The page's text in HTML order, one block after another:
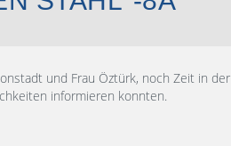
und Frau Öztürk, noch Zeit in der
informieren konnten.